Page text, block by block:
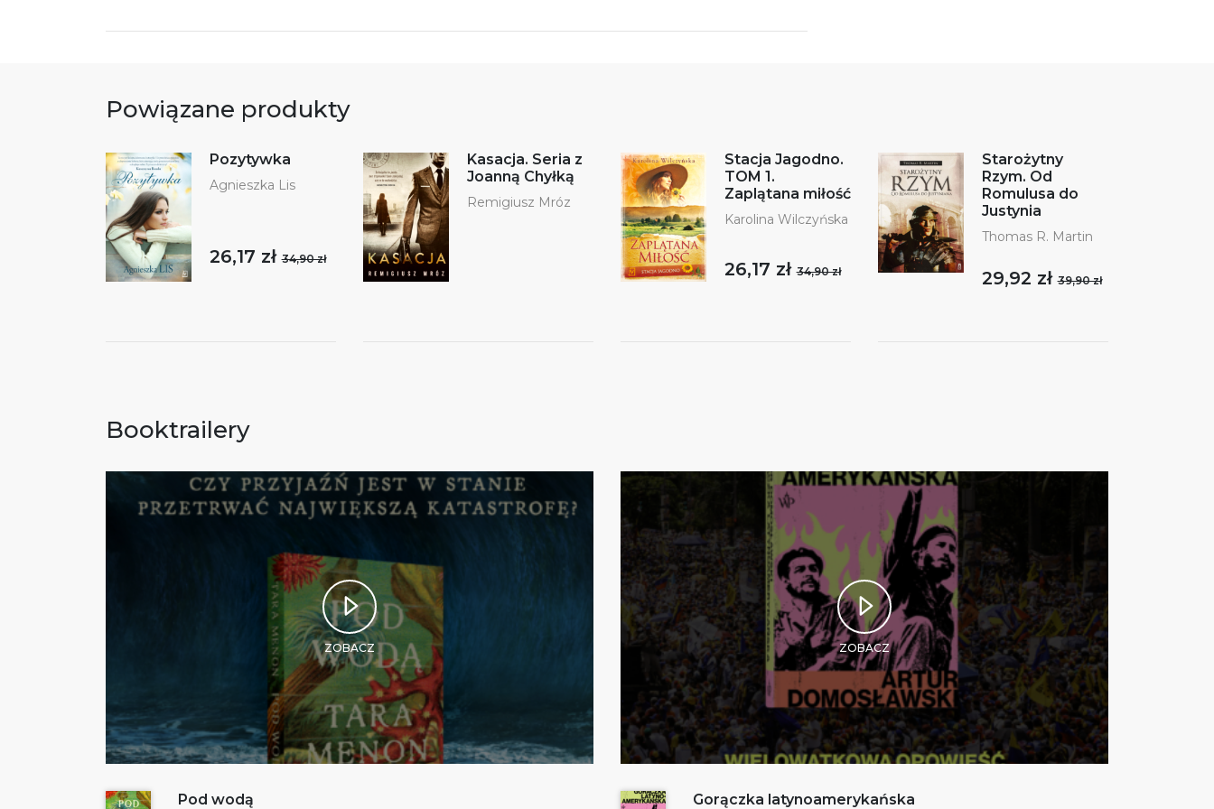
Powiązane produkty
Pozytywka
Agnieszka Lis
26,17 zł34,90 zł
Kasacja. Seria z
Joanną Chyłką
Remigiusz Mróz
Stacja Jagodno.
TOM 1.
Zaplątana miłość
Karolina Wilczyńska
26,17 zł34,90 zł
Starożytny
Rzym. Od
Romulusa do
Justynia
Thomas R. Martin
29,92 zł39,90 zł
Booktrailery
ZOBACZ
Pod wodą
ZOBACZ
Gorączka latynoamerykańska